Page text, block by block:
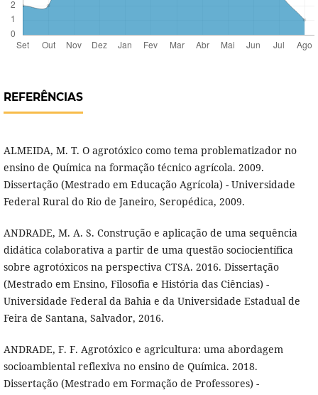
REFERÊNCIAS
ALMEIDA, M. T. O agrotóxico como tema problematizador no
ensino de Química na formação técnico agrícola. 2009.
Dissertação (Mestrado em Educação Agrícola) - Universidade
Federal Rural do Rio de Janeiro, Seropédica, 2009.
ANDRADE, M. A. S. Construção e aplicação de uma sequência
didática colaborativa a partir de uma questão sociocientífica
sobre agrotóxicos na perspectiva CTSA. 2016. Dissertação
(Mestrado em Ensino, Filosofia e História das Ciências) -
Universidade Federal da Bahia e da Universidade Estadual de
Feira de Santana, Salvador, 2016.
ANDRADE, F. F. Agrotóxico e agricultura: uma abordagem
socioambiental reflexiva no ensino de Química. 2018.
Dissertação (Mestrado em Formação de Professores) -